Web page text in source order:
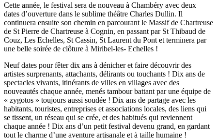
Cette année, le festival sera de nouveau à Chambéry avec deux
dates d’ouverture dans le sublime théâtre Charles Dullin. Il
continuera ensuite son chemin en parcourant le Massif de Chartreuse
de St Pierre de Chartreuse à Cognin, en passant par St Thibaud de
Couz, Les Echelles, St Cassin, St Laurent du Pont et terminera par
une belle soirée de clôture à Miribel-les- Echelles !
Neuf dates pour fêter dix ans à dénicher et faire découvrir des
artistes surprenants, attachants, délirants ou touchants ! Dix ans de
spectacles vivants, itinérants de villes en villages avec des
nouveautés chaque année, menés tambour battant par une équipe de
« zygotos » toujours aussi soudée ! Dix ans de partage avec les
habitants, touristes, entreprises et associations locales, des liens qui
se tissent, un réseau qui se crée, et des habitués qui reviennent
chaque année ! Dix ans d’un petit festival devenu grand, en gardant
tout le charme d’une aventure artisanale et à taille humaine !